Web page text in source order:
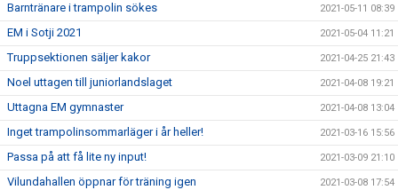
Barntränare i trampolin sökes 2021-05-11 08:39
EM i Sotji 2021 2021-05-04 11:21
Truppsektionen säljer kakor 2021-04-25 21:43
Noel uttagen till juniorlandslaget 2021-04-08 19:21
Uttagna EM gymnaster 2021-04-08 13:04
Inget trampolinsommarläger i år heller! 2021-03-16 15:56
Passa på att få lite ny input! 2021-03-09 21:10
Vilundahallen öppnar för träning igen 2021-03-08 17:54